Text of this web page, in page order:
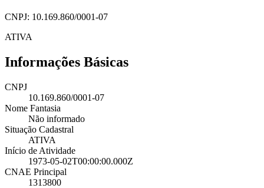
CNPJ: 10.169.860/0001-07
ATIVA
Informações Básicas
CNPJ
10.169.860/0001-07
Nome Fantasia
Não informado
Situação Cadastral
ATIVA
Início de Atividade
1973-05-02T00:00:00.000Z
CNAE Principal
1313800